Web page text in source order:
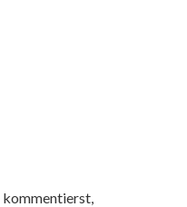
kommentierst,